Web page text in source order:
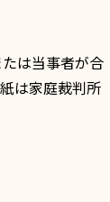
は当事者が合
は家庭裁判所